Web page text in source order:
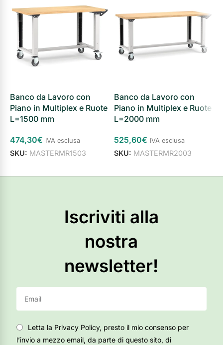
Banco da Lavoro con
Piano in Multiplex e Ruote
L=1500 mm
474,30€ IVA esclusa
SKU: MASTERMR1503
Banco da Lavoro con
Piano in Multiplex e Ruote
L=2000 mm
525,60€ IVA esclusa
SKU: MASTERMR2003
Iscriviti alla
nostra
newsletter!
Letta la Privacy Policy, presto il mio consenso per
l’invio a mezzo email, da parte di questo sito, di